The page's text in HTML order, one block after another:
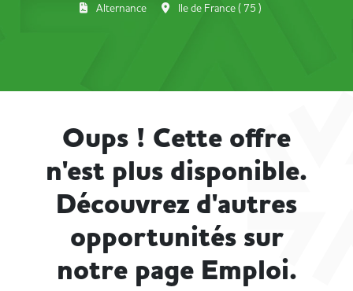
Alternance Ile de France ( 75 )
Oups ! Cette offre
n'est plus disponible.
Découvrez d'autres
opportunités sur
notre page Emploi.